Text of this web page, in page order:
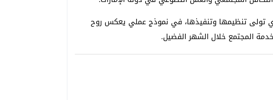
تولى تنظيمها وتنفيذها، في نموذج عملي يعكس روح
المجتمع خلال الشهر الفضيل.